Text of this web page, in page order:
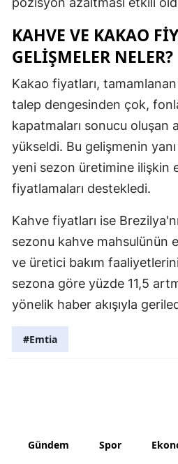
KAHVE VE KAKAO
GELIŞMELER NELER?
Kakao fiyatları,
talep dengesinden çok,
kapatmaları sonucu oluşan
yükseldi. Bu gelişmenin
yeni sezon üretimine ilişkin
fiyatlamaları destekledi.
Kahve fiyatları ise
sezonu kahve mahsulünün
ve üretici bakım
sezona göre yüzde 11,5
yönelik haber akışıyla
#Emtia
Gündem Spor